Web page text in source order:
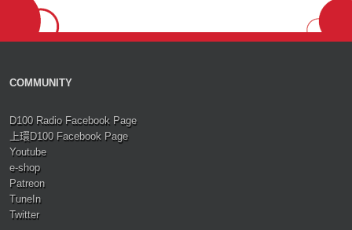
COMMUNITY
D100 Radio Facebook Page
上環D100 Facebook Page
Youtube
e-shop
Patreon
TuneIn
Twitter